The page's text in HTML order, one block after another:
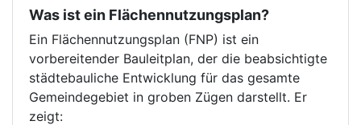
Was ist ein Flächennutzungsplan?
Ein Flächennutzungsplan (FNP) ist ein
vorbereitender Bauleitplan, der die beabsichtigte
städtebauliche Entwicklung für das gesamte
Gemeindegebiet in groben Zügen darstellt. Er
zeigt: